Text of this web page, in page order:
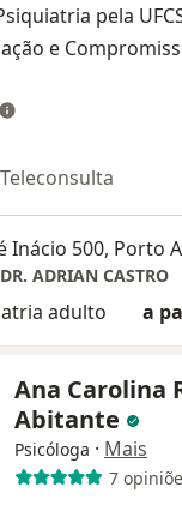
pela
e
Teleconsulta
Inácio 500, Porto
ADRIAN CASTRO
adulto a
Ana Carolina
Abitante
Psicóloga · Mais
7